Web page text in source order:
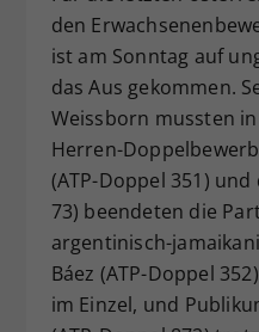
den
ist am Sonntag auf
das Aus gekommen.
Weissborn mussten
Herren-
(ATP-Doppel 351)
73) beendeten die
argentinisch-
Báez (ATP-Doppel
im Einzel, und
Zweck
Dieser
zufällig
hat.